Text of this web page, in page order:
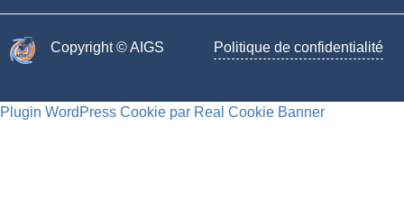
Copyright © AIGS​ Politique de confidentialité
Plugin WordPress Cookie par Real Cookie Banner